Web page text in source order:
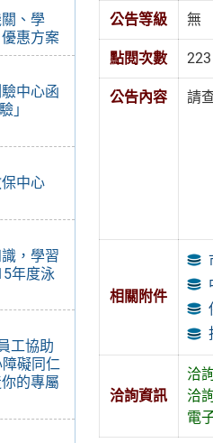
、學
惠方案
中心函
」
中心
，學習
年度泳
工協助
礙同仁
的專屬
公告等級 無
點閱次數 223
公告內容 請
相關附件
洽詢資訊
洽
洽
電